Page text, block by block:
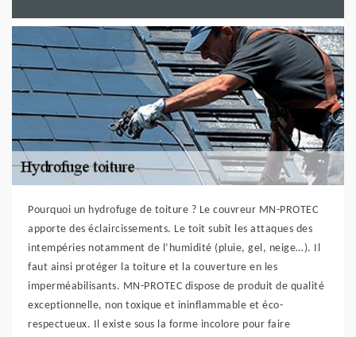
Pourquoi un hydrofuge de toiture ? Le couvreur MN-PROTEC
apporte des éclaircissements. Le toit subit les attaques des
intempéries notamment de l’humidité (pluie, gel, neige…). Il
faut ainsi protéger la toiture et la couverture en les
imperméabilisants. MN-PROTEC dispose de produit de qualité
exceptionnelle, non toxique et ininflammable et éco-
respectueux. Il existe sous la forme incolore pour faire